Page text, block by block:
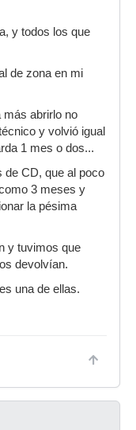
y todos los que
de zona en mi
más abrirlo no
y volvió igual
1 mes o dos...
de CD, que al poco
3 meses y
la pésima
y tuvimos que
devolvían.
una de ellas.